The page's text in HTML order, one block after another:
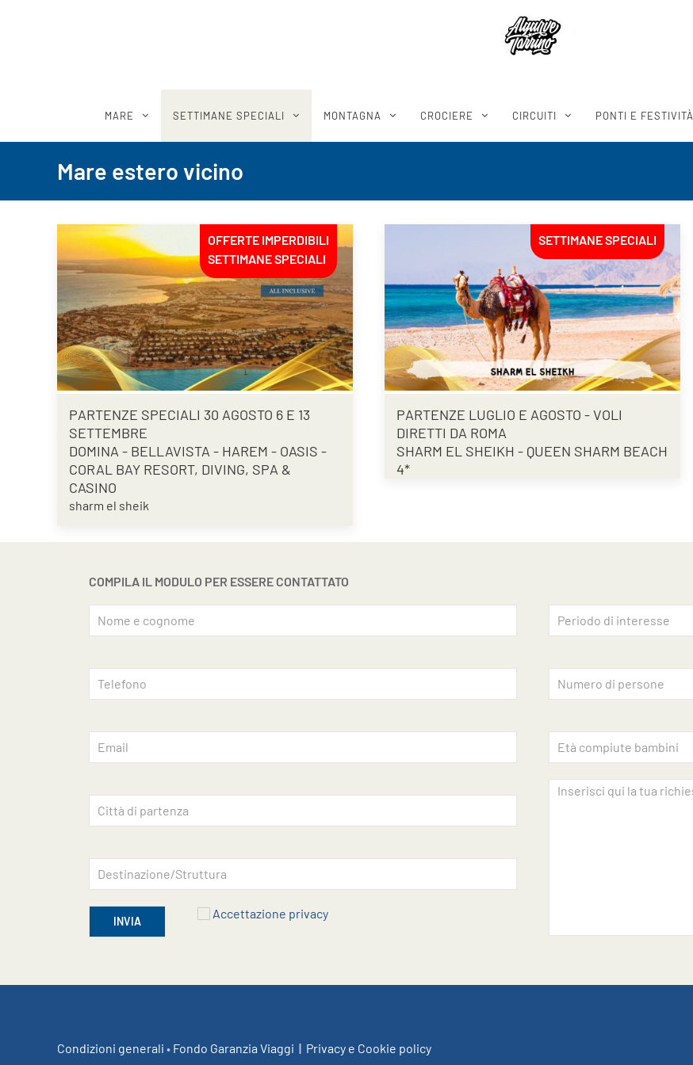
MARE SETTIMANE SPECIALI MONTAGNA CROCIERE CIRCUITI PONTI E FESTIVITÀ
Mare estero vicino
OFFERTE IMPERDIBILI
SETTIMANE SPECIALI
PARTENZE SPECIALI 30 AGOSTO 6 E 13
SETTEMBRE
DOMINA - BELLAVISTA - HAREM - OASIS -
CORAL BAY RESORT, DIVING, SPA &
CASINO
sharm el sheik
SETTIMANE SPECIALI
PARTENZE LUGLIO E AGOSTO - VOLI
DIRETTI DA ROMA
SHARM EL SHEIKH - QUEEN SHARM BEACH
4*
COMPILA IL MODULO PER ESSERE CONTATTATO
INVIA
Accettazione privacy
Condizioni generali • Fondo Garanzia Viaggi | Privacy e Cookie policy